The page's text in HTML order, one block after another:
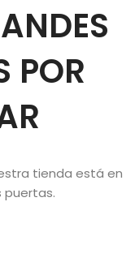
POR
tienda está en
puertas.